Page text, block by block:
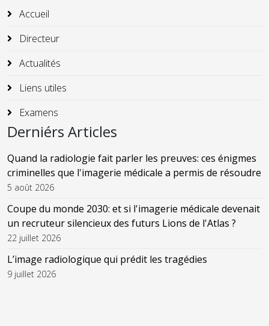
Accueil
Directeur
Actualités
Liens utiles
Examens
Derniérs Articles
Quand la radiologie fait parler les preuves: ces énigmes
criminelles que l'imagerie médicale a permis de résoudre
5 août 2026
Coupe du monde 2030: et si l'imagerie médicale devenait
un recruteur silencieux des futurs Lions de l'Atlas ?
22 juillet 2026
L’image radiologique qui prédit les tragédies
9 juillet 2026